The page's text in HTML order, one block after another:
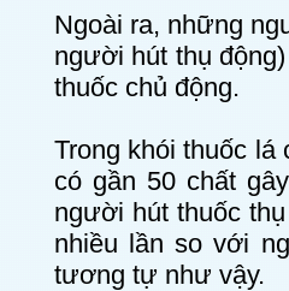
Ngoài ra, những
người hút thụ
thuốc chủ động.
Trong khói thuốc lá
có gần 50 chất
người hút thuốc
nhiều lần so với
tương tự như vậy.